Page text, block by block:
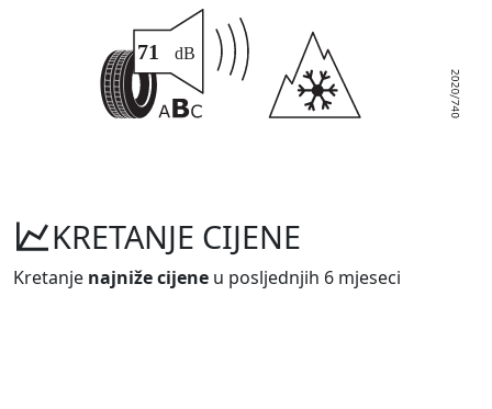
KRETANJE CIJENE
Kretanje najniže cijene u posljednjih 6 mjeseci